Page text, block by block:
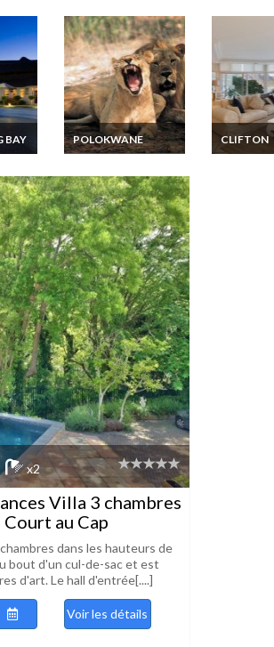
BAY
POLOKWANE
Afrique du Sud
Lodge de luxe avec
tous les services et
safaris
CLIFTON
Afrique du
x2
Villa 3 chambres
au Cap
dans les hauteurs de
bout d'un cul-de-sac et est
d'art. Le hall d'entrée[....]
Voir les détails